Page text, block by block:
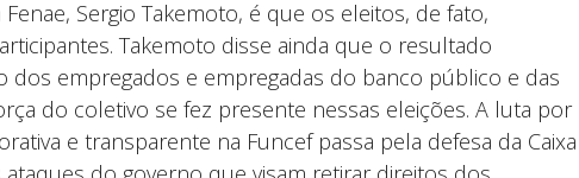
Sergio Takemoto, é que os eleitos, de fato,
Takemoto disse ainda que o resultado
dos empregados e empregadas do banco público e das
do coletivo se fez presente nessas eleições. A luta por
e transparente na Funcef passa pela defesa da Caixa